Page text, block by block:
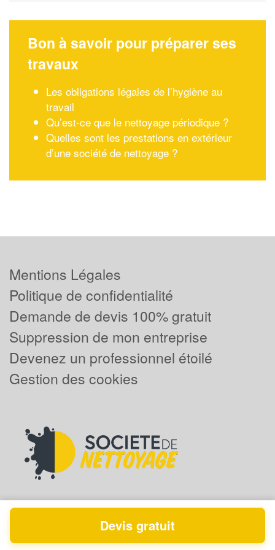
Bon à savoir pour préparer ses
travaux
Les obligations légales de l’hygiène au
travail
Qu’est-ce que le nettoyage périodique ?
Quelles sont les prestations en extérieur
d’une société de nettoyage ?
Mentions Légales
Politique de confidentialité
Demande de devis 100% gratuit
Suppression de mon entreprise
Devenez un professionnel étoilé
Gestion des cookies
Powered byPlus que pro
Devis gratuit